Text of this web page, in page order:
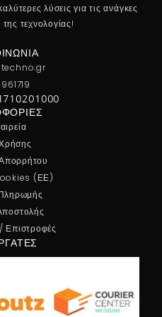
λύσεις για τις ανάγκες
τεχνολογίας!
(ΕΕ)
Επιστροφές